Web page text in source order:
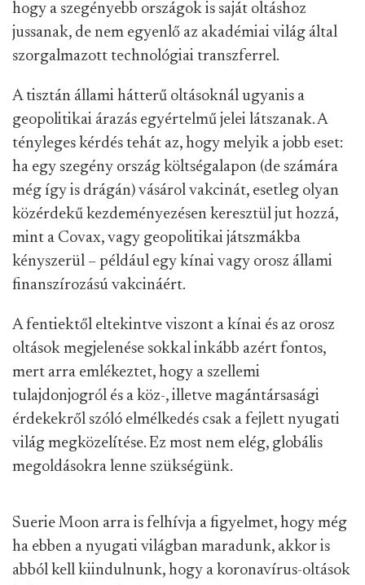
hogy a szegényebb országok is saját oltáshoz
jussanak, de nem egyenlő az akadémiai világ által
szorgalmazott technológiai transzferrel.
A tisztán állami hátterű oltásoknál ugyanis a
geopolitikai árazás egyértelmű jelei látszanak. A
tényleges kérdés tehát az, hogy melyik a jobb eset:
ha egy szegény ország költségalapon (de számára
még így is drágán) vásárol vakcinát, esetleg olyan
közérdekű kezdeményezésen keresztül jut hozzá,
mint a Covax, vagy geopolitikai játszmákba
kényszerül – például egy kínai vagy orosz állami
finanszírozású vakcináért.
A fentiektől eltekintve viszont a kínai és az orosz
oltások megjelenése sokkal inkább azért fontos,
mert arra emlékeztet, hogy a szellemi
tulajdonjogról és a köz-, illetve magántársasági
érdekekről szóló elmélkedés csak a fejlett nyugati
világ megközelítése. Ez most nem elég, globális
megoldásokra lenne szükségünk.
Suerie Moon arra is felhívja a figyelmet, hogy még
ha ebben a nyugati világban maradunk, akkor is
abból kell kiindulnunk, hogy a koronavírus-oltások